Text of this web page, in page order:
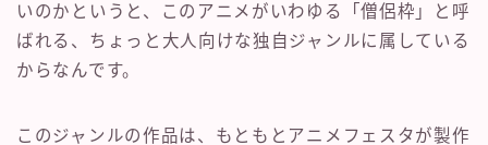
いのかというと、このアニメがいわゆる「僧侶枠」と呼
ばれる、ちょっと大人向けな独自ジャンルに属している
からなんです。
このジャンルの作品は、もともとアニメフェスタが製作